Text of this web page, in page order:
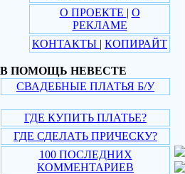
О ПРОЕКТЕ | О
РЕКЛАМЕ
КОНТАКТЫ | КОПИРАЙТ
В ПОМОЩЬ НЕВЕСТЕ
СВАДЕБНЫЕ ПЛАТЬЯ Б/У
ГДЕ КУПИТЬ ПЛАТЬЕ?
ГДЕ СДЕЛАТЬ ПРИЧЕСКУ?
100 ПОСЛЕДНИХ
КОММЕНТАРИЕВ